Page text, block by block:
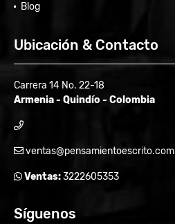
Blog
Ubicación & Contacto
Carrera 14 No. 22-18
Armenia - Quindío - Colombia
ventas@pensamientoescrito.com
Ventas:3222605353
Síguenos